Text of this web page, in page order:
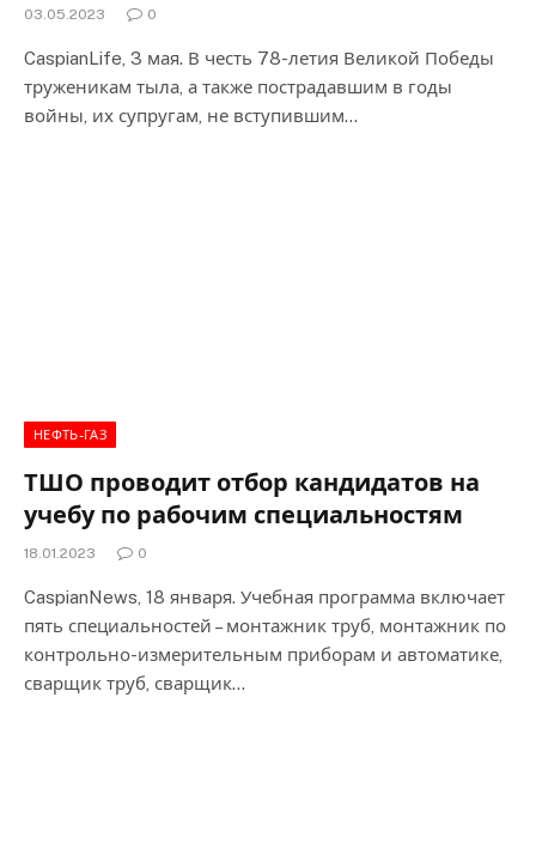
03.05.2023 0
CaspianLife, 3 мая. В честь 78-летия Великой Победы
труженикам тыла, а также пострадавшим в годы
войны, их супругам, не вступившим…
НЕФТЬ-ГАЗ
ТШО проводит отбор кандидатов на
учебу по рабочим специальностям
18.01.2023 0
CaspianNews, 18 января. Учебная программа включает
пять специальностей – монтажник труб, монтажник по
контрольно-измерительным приборам и автоматике,
сварщик труб, сварщик…